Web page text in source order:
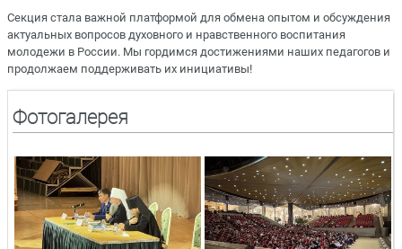
Секция стала важной платформой для обмена опытом и обсуждения
актуальных вопросов духовного и нравственного воспитания
молодежи в России. Мы гордимся достижениями наших педагогов и
продолжаем поддерживать их инициативы!
Фотогалерея